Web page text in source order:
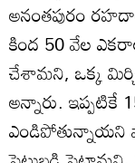
అనంతపురం
కింద 50 వేల
చేశామని, ఒక్క
అన్నారు. ఇప్పటికే